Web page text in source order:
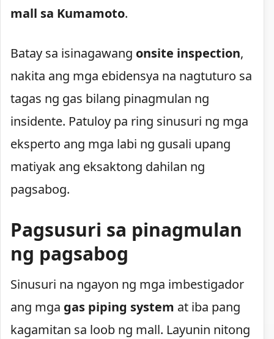
mall sa Kumamoto.
Batay sa isinagawang onsite inspection,
nakita ang mga ebidensya na nagtuturo sa
tagas ng gas bilang pinagmulan ng
insidente. Patuloy pa ring sinusuri ng mga
eksperto ang mga labi ng gusali upang
matiyak ang eksaktong dahilan ng
pagsabog.
Pagsusuri sa pinagmulan
ng pagsabog
Sinusuri na ngayon ng mga imbestigador
ang mga gas piping system at iba pang
kagamitan sa loob ng mall. Layunin nitong